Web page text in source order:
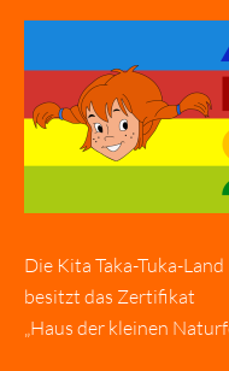
Die Kita Taka-Tuka-Land
besitzt das Zertifikat
„Haus der kleinen